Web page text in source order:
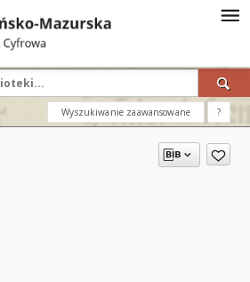
Wyszukiwanie zaawansowane ?